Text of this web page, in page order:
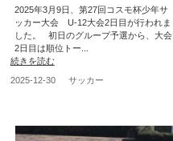
2025年3月9日、第27回コスモ杯少年サ
ッカー大会 U-12大会2日目が行われま
した。 初日のグループ予選から、大会
2日目は順位トー...
続きを読む
2025-12-30
サッカー